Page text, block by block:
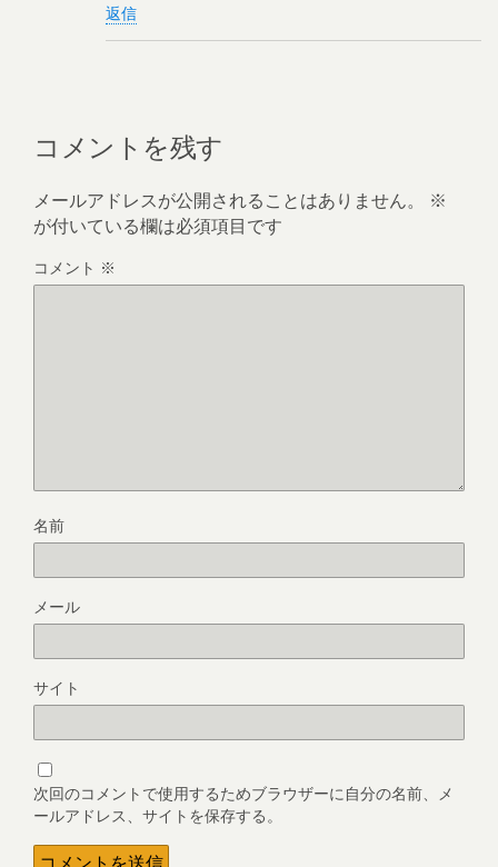
返信
コメントを残す
メールアドレスが公開されることはありません。
※
が付いている欄は必須項目です
コメント ※
名前
メール
サイト
次回のコメントで使用するためブラウザーに自分の名前、メ
ールアドレス、サイトを保存する。